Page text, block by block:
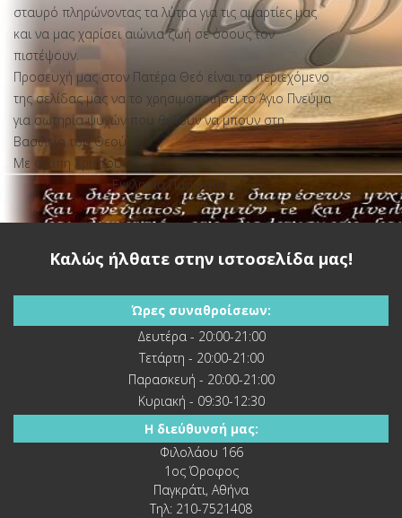
Η ΑΓΙΑ ΓΡΑΦΗ
σταυρό πληρώνοντας τα λύτρα για τις αμαρτίες μας
και να μας χαρίσει αιώνια ζωή σε όσους τον
πιστέψουν.
Προσευχή μας στον Πατέρα Θεό είναι το περιεχόμενο
της σελίδας μας να το χρησιμοποιήσει το Άγιο Πνεύμα
για σωτηρία ψυχών που θέλουν να μπουν στη
Βασιλεία του Θεού.
Με αγάπη Χριστού
Εκκλησία Παγκρατίου
Καλώς ήλθατε στην ιστοσελίδα μας!
Ώρες συναθροίσεων:
Δευτέρα - 20:00-21:00
Τετάρτη - 20:00-21:00
Παρασκευή - 20:00-21:00
Κυριακή - 09:30-12:30
Η διεύθυνσή μας:
Φιλολάου 166
1ος Όροφος
Παγκράτι, Αθήνα
Τηλ: 210-7521408